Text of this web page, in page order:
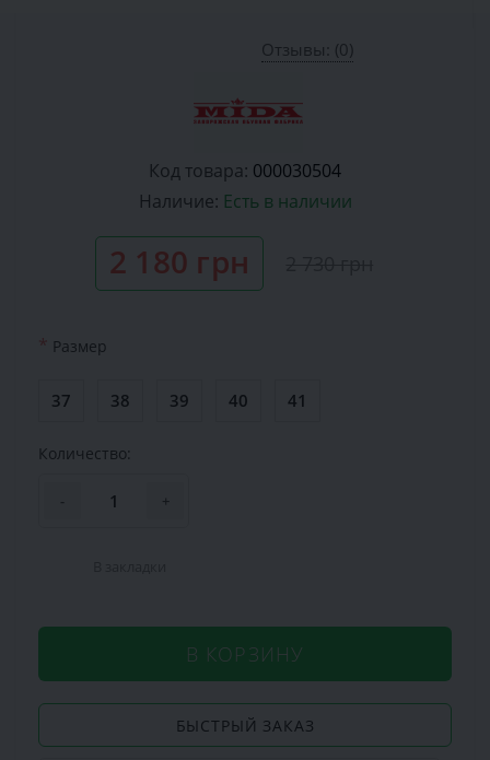
Отзывы: (0)
Код товара: 000030504
Наличие: Есть в наличии
2 180 грн
* Размер
37 38 39 40 41
Количество:
- +
В КОРЗИНУ
БЫСТРЫЙ ЗАКАЗ